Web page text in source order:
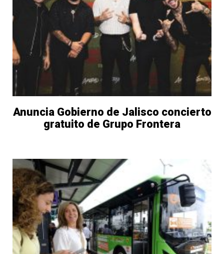
Anuncia Gobierno de Jalisco concierto
gratuito de Grupo Frontera